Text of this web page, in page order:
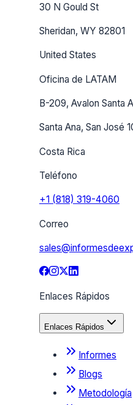
30 N Gould St
Sheridan, WY 82801
United States
Oficina de LATAM
B-209, Avalon Santa
Santa Ana, San José
Costa Rica
Teléfono
+1 (818) 319-4060
Correo
Enlaces Rápidos
Enlaces Rápidos
Informes
Blogs
Metodología